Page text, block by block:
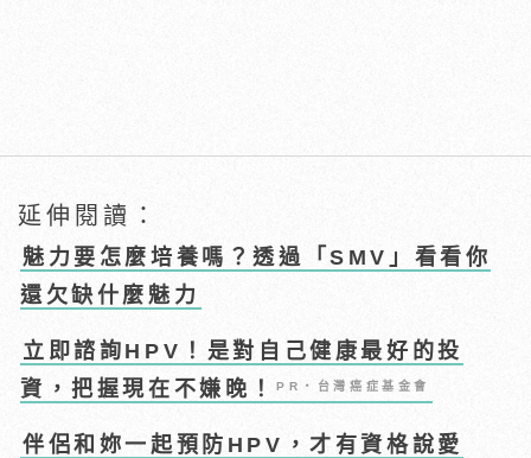
延伸閱讀：
魅力要怎麼培養嗎？透過「SMV」看看你
還欠缺什麼魅力
立即諮詢HPV！是對自己健康最好的投
資，把握現在不嫌晚！PR・台灣癌症基金會
伴侶和妳一起預防HPV，才有資格說愛